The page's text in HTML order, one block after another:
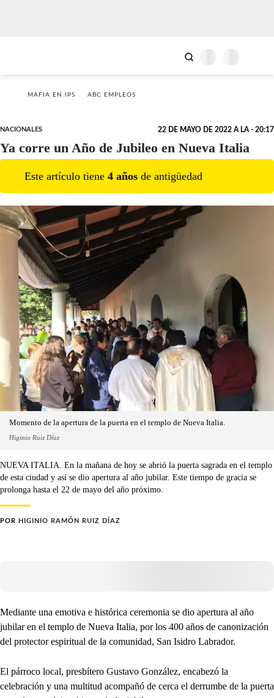
MAFIA EN IPS ABC EMPLEOS
NACIONALES 22 DE MAYO DE 2022 A LA - 20:17
Ya corre un Año de Jubileo en Nueva Italia
Este artículo tiene 4 años de antigüedad
Momento de la apertura de la puerta en el templo de Nueva Italia.
Higinio Ruiz Díaz
NUEVA ITALIA. En la mañana de hoy se abrió la puerta sagrada en el templo
de esta ciudad y así se dio apertura al año jubilar. Este tiempo de gracia se
prolonga hasta el 22 de mayo del año próximo.
POR HIGINIO RAMÓN RUIZ DÍAZ
Mediante una emotiva e histórica ceremonia se dio apertura al año
jubilar en el templo de Nueva Italia, por los 400 años de canonización
del protector espiritual de la comunidad, San Isidro Labrador.
El párroco local, presbítero Gustavo González, encabezó la
celebración y una multitud acompañó de cerca el derrumbe de la puerta